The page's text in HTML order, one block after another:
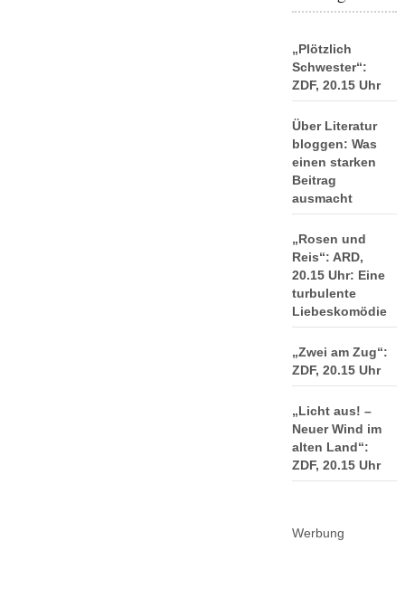
„Plötzlich
Schwester“:
ZDF, 20.15 Uhr
Über Literatur
bloggen: Was
einen starken
Beitrag
ausmacht
„Rosen und
Reis“: ARD,
20.15 Uhr: Eine
turbulente
Liebeskomödie
„Zwei am Zug“:
ZDF, 20.15 Uhr
„Licht aus! –
Neuer Wind im
alten Land“:
ZDF, 20.15 Uhr
Werbung